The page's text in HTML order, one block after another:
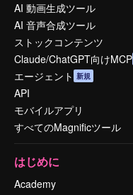
AI 動画生成ツール
AI 音声合成ツール
ストックコンテンツ
Claude/ChatGPT向けMCP
エージェント 新規
API
モバイルアプリ
すべてのMagnificツール
はじめに
Academy